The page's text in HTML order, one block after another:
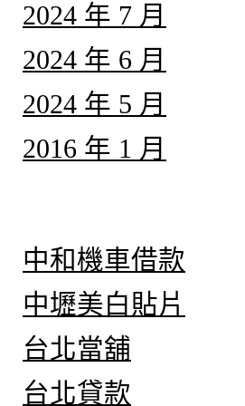
2024 年 7 月
2024 年 6 月
2024 年 5 月
2016 年 1 月
中和機車借款
中壢美白貼片
台北當舖
台北貸款